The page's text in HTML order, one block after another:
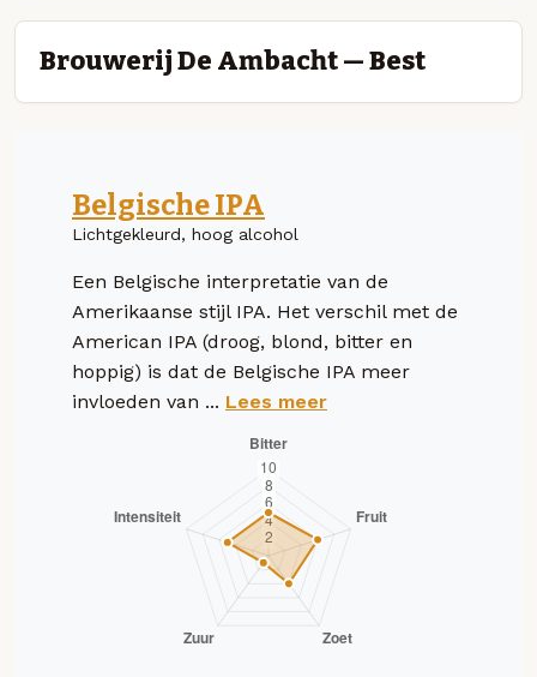
Brouwerij De Ambacht — Best
Belgische IPA
Lichtgekleurd, hoog alcohol
Een Belgische interpretatie van de
Amerikaanse stijl IPA. Het verschil met de
American IPA (droog, blond, bitter en
hoppig) is dat de Belgische IPA meer
invloeden van ... Lees meer